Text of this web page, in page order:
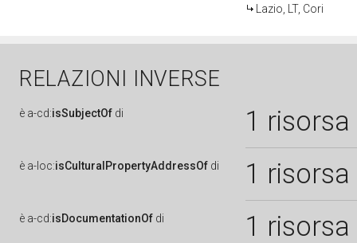
Lazio, LT, Cori
RELAZIONI INVERSE
è a-cd:isSubjectOf di 1 risorsa
è a-loc:isCulturalPropertyAddressOf di 1 risorsa
è a-cd:isDocumentationOf di 1 risorsa